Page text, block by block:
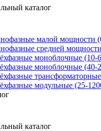
каталог
малой мощности
средней
моноблочные (10-
моноблочные (40-
модульные (25-
каталог